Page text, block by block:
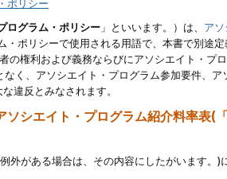
ポリシー
ログラム・ポリシー 」といいます。）は、 ア
ポリシーで使用される用語で、本書で別途
の権利および義務ならびにアソシエイト・プ
く、アソシエイト・プログラム参加要件、
違反とみなされます。
ソシエイト・プログラム紹介料率表(
外がある場合は、その内容にしたがいます